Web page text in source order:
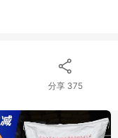
分享 375